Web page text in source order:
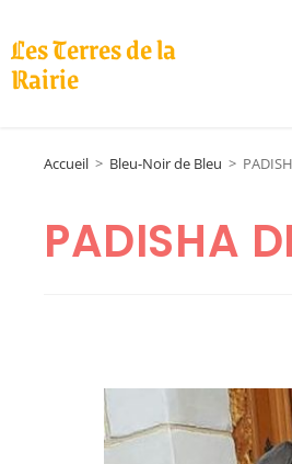
Les Terres de la
Rairie
Accueil > Bleu-Noir de Bleu >
PADISHA